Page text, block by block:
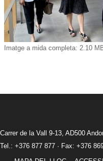
Imatge a mida completa: 2.10
Carrer de la Vall 9-13, AD500
Tel.: +376 877 877 · Fax: +376